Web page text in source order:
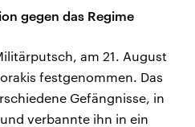
gegen das Regime
am 21. August
festgenommen. Das
Gefängnisse, in
verbannte ihn in ein